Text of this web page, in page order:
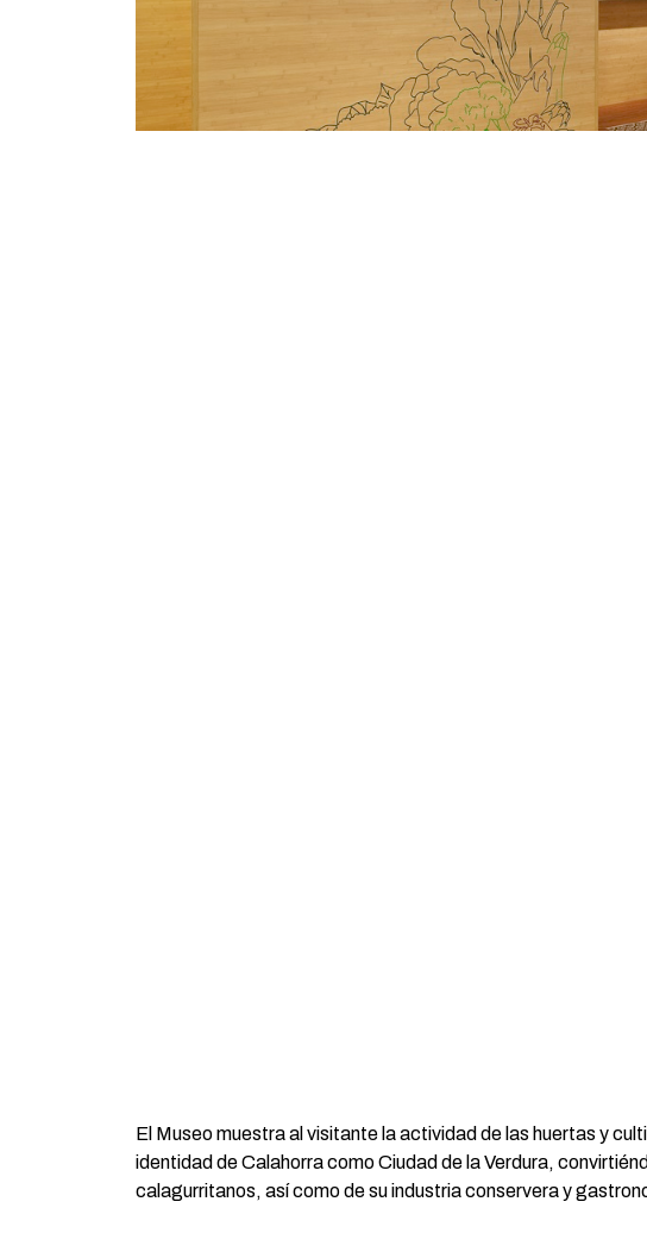
El Museo muestra al visitante la actividad de las huertas y
identidad de Calahorra como Ciudad de la Verdura,
calagurritanos, así como de su industria conservera y